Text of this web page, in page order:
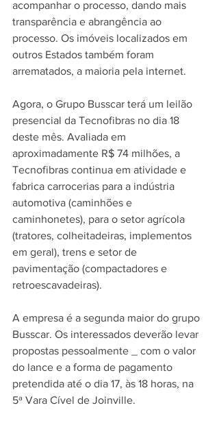
acompanhar o processo, dando mais
transparência e abrangência ao
processo. Os imóveis localizados em
outros Estados também foram
arrematados, a maioria pela internet.
Agora, o Grupo Busscar terá um leilão
presencial da Tecnofibras no dia 18
deste mês. Avaliada em
aproximadamente R$ 74 milhões, a
Tecnofibras continua em atividade e
fabrica carrocerias para a indústria
automotiva (caminhões e
caminhonetes), para o setor agrícola
(tratores, colheitadeiras, implementos
em geral), trens e setor de
pavimentação (compactadores e
retroescavadeiras).
A empresa é a segunda maior do grupo
Busscar. Os interessados deverão levar
propostas pessoalmente _ com o valor
do lance e a forma de pagamento
pretendida até o dia 17, às 18 horas, na
5ª Vara Cível de Joinville.